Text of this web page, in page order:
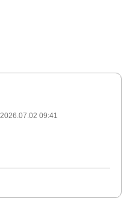
2026.07.02 09:41